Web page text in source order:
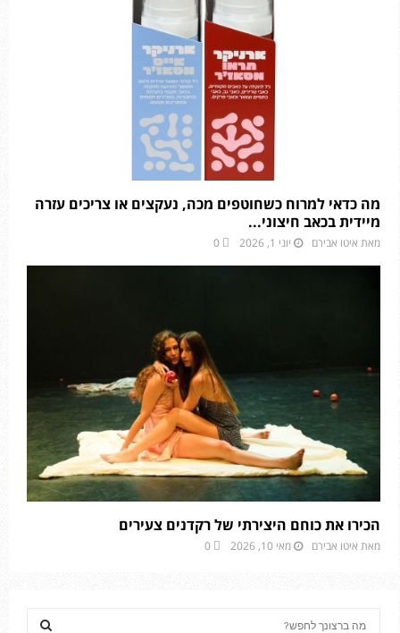
מה כדאי למרוח כשחוטפים מכה, נעקצים או צריכים עזרה
מיידית בכאב חיצוני...
מאת איטו אבירם יוני 1, 2026 0
הכירו את כוחם היצירתי של רקדנים צעירים
מאת איטו אבירם מאי 10, 2026 0